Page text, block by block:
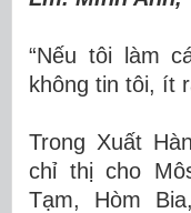
“Nếu tôi làm
không tin tôi, ít
Trong Xuất
chỉ thị cho
Tạm, Hòm